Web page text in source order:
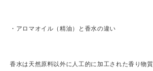
・アロマオイル（精油）と香水の違い
香水は天然原料以外に人工的に加工された香り物